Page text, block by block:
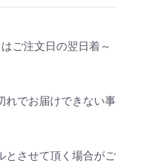
ご注文日の翌日着～
れでお届けできない事
とさせて頂く場合がご